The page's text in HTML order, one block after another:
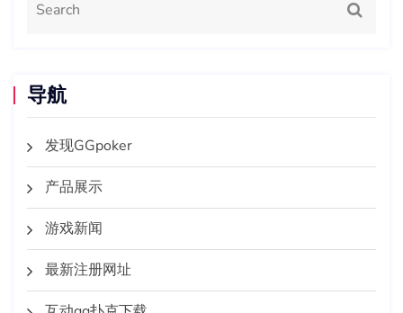
导航
发现GGpoker
产品展示
游戏新闻
最新注册网址